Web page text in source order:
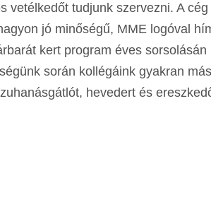
tudjunk szervezni. A cég
jó minőségű, MME logóval
kert program éves
során kollégáink gyakran
hevedert és